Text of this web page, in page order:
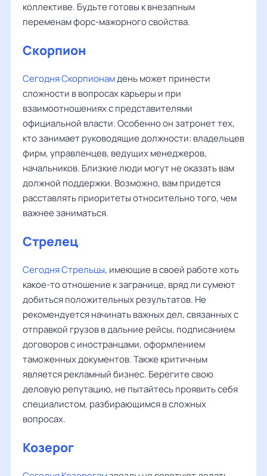
коллективе. Будьте готовы к внезапным
переменам форс-мажорного свойства.
Скорпион
Сегодня Скорпионамдень может принести
сложности в вопросах карьеры и при
взаимоотношениях с представителями
официальной власти. Особенно он затронет тех,
кто занимает руководящие должности: владельцев
фирм, управленцев, ведущих менеджеров,
начальников. Близкие люди могут не оказать вам
должной поддержки. Возможно, вам придется
расставлять приоритеты относительно того, чем
важнее заниматься.
Стрелец
Сегодня Стрельцы, имеющие в своей работе хоть
какое-то отношение к загранице, вряд ли сумеют
добиться положительных результатов. Не
рекомендуется начинать важных дел, связанных с
отправкой грузов в дальние рейсы, подписанием
договоров с иностранцами, оформлением
таможенных документов. Также критичным
является рекламный бизнес. Берегите свою
деловую репутацию, не пытайтесь проявить себя
специалистом, разбирающимся в сложных
вопросах.
Козерог